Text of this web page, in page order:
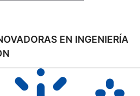
EN INGENIERÍA